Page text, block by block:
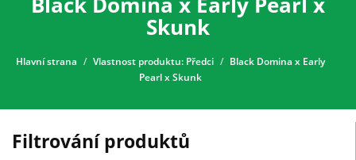
Skunk
Hlavní strana Vlastnost produktu: Předci
Black Domina x Early
Pearl x Skunk
Filtrování produktů